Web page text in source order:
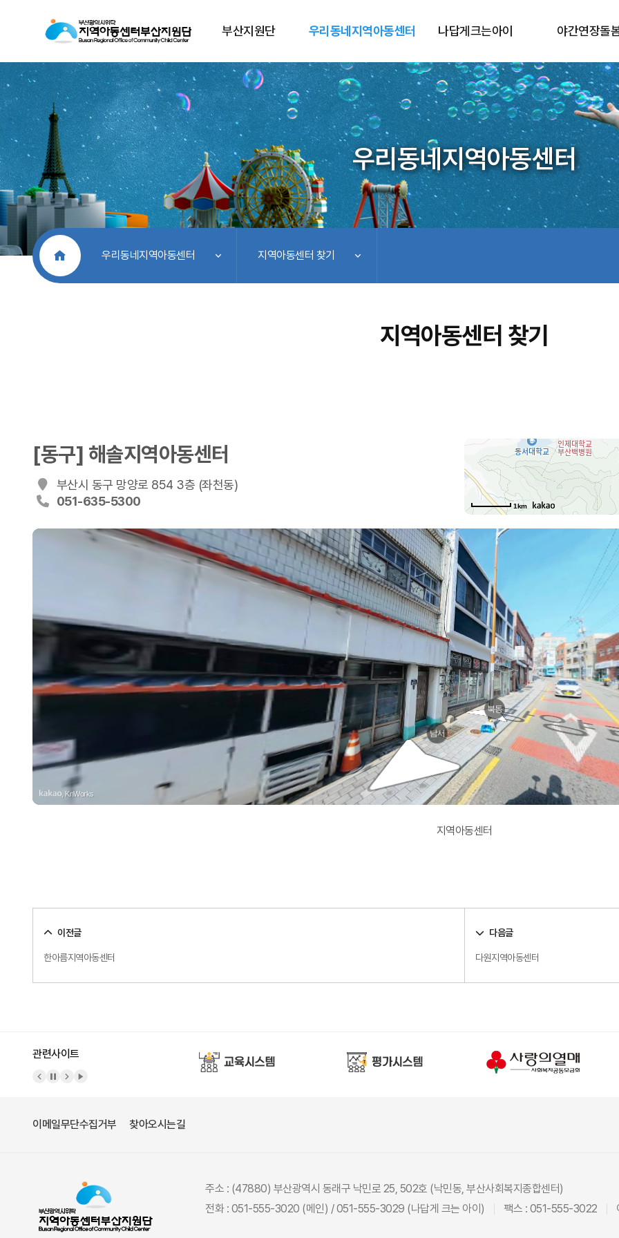
부산지원단 우리동네지역아동센터 나답게크는아이 야간연장돌
우리동네지역아동센터
처음으로우리동네지역아동센터 지역아동센터 찾기
지역아동센터 찾기
[동구] 해솔지역아동센터
부산시 동구 망양로 854 3층 (좌천동)
051-635-5300
1km
망
망
남서
북동
, KnWorks
지역아동센터
이전글
한아름지역아동센터
다음글
다원지역아동센터
관련사이트
이메일무단수집거부 찾아오시는길
주소 : (47880) 부산광역시 동래구 낙민로 25, 502호 (낙민동, 부산사회복지종합센터)
전화 : 051-555-3020 (메인) / 051-555-3029 (나답게 크는 아이)
팩스 : 051-555-3022